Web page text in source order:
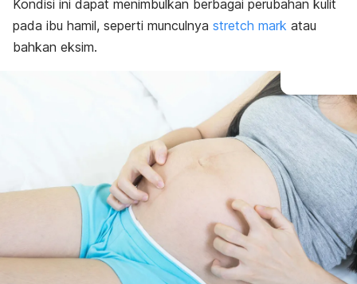
Pengobatan
Pencegahan
Kondisi ini dapat menimbulkan berbagai perubahan kulit
pada ibu hamil, seperti munculnya stretch mark atau
bahkan eksim.